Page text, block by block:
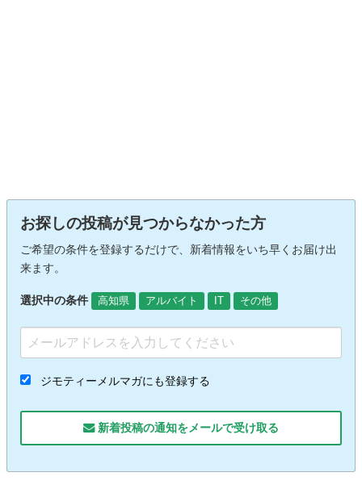
お探しの投稿が見つからなかった方
ご希望の条件を登録するだけで、新着情報をいち早くお届け出
来ます。
選択中の条件 高知県 アルバイト IT その他
ジモティーメルマガにも登録する
新着投稿の通知をメールで受け取る